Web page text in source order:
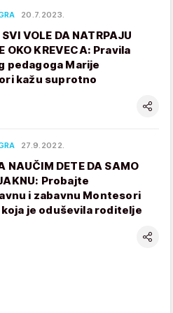
20.7.2023.
SVI VOLE DA NATRPAJU
OKO KREVECA: Pravila
pedagoga Marije
kažu suprotno
27.9.2022.
NAUČIM DETE DA SAMO
Probajte
i zabavnu Montesori
je oduševila roditelje